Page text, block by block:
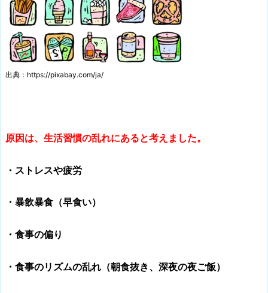
出典：https://pixabay.com/ja/
原因は、生活習慣の乱れにあると考えました。
・ストレスや疲労
・暴飲暴食（早食い）
・食事の偏り
・食事のリズムの乱れ（朝食抜き、深夜の夜ご飯）